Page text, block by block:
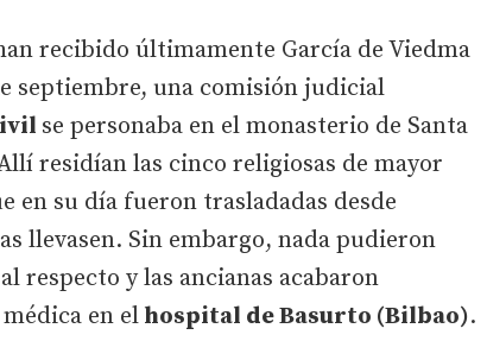
recibido últimamente García de Viedma
septiembre, una comisión judicial
se personaba en el monasterio de Santa
residían las cinco religiosas de mayor
en su día fueron trasladadas desde
llevasen. Sin embargo, nada pudieron
respecto y las ancianas acabaron
en el hospital de Basurto (Bilbao).